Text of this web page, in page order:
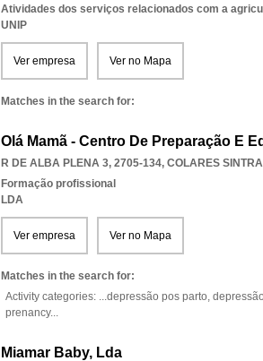
Atividades dos serviços relacionados com a
UNIP
Ver empresa Ver no Mapa
Matches in the search for:
Olá Mamã - Centro De Preparação E
R DE ALBA PLENA 3, 2705-134, COLARES SINTRA
Formação profissional
LDA
Ver empresa Ver no Mapa
Matches in the search for:
Activity categories: ...depressão pos parto,
prenancy...
Miamar Baby, Lda